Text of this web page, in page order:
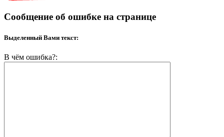
Сообщение об ошибке на странице
Выделенный Вами текст:
В чём ошибка?: